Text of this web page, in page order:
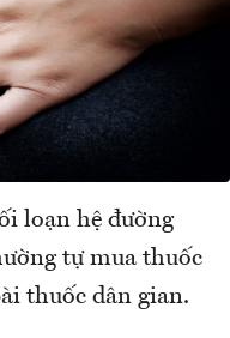
loạn hệ đường
tự mua thuốc
thuốc dân gian.